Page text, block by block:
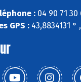
: 04 90 71 30
GPS :43,8834131 °